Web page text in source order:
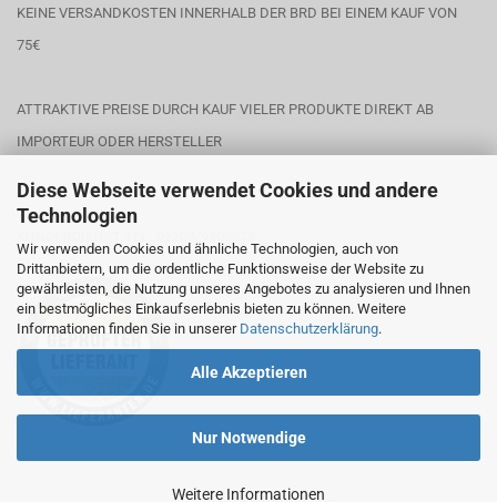
Diese Webseite verwendet Cookies und andere
Technologien
Wir verwenden Cookies und ähnliche Technologien, auch von
Drittanbietern, um die ordentliche Funktionsweise der Website zu
gewährleisten, die Nutzung unseres Angebotes zu analysieren und Ihnen
ein bestmögliches Einkaufserlebnis bieten zu können. Weitere
Informationen finden Sie in unserer Datenschutzerklärung.
Alle Akzeptieren
Nur Notwendige
Weitere Informationen
KEINE VERSANDKOSTEN INNERHALB DER BRD BEI EINEM KAUF VON
75€
ATTRAKTIVE PREISE DURCH KAUF VIELER PRODUKTE DIREKT AB
IMPORTEUR ODER HERSTELLER